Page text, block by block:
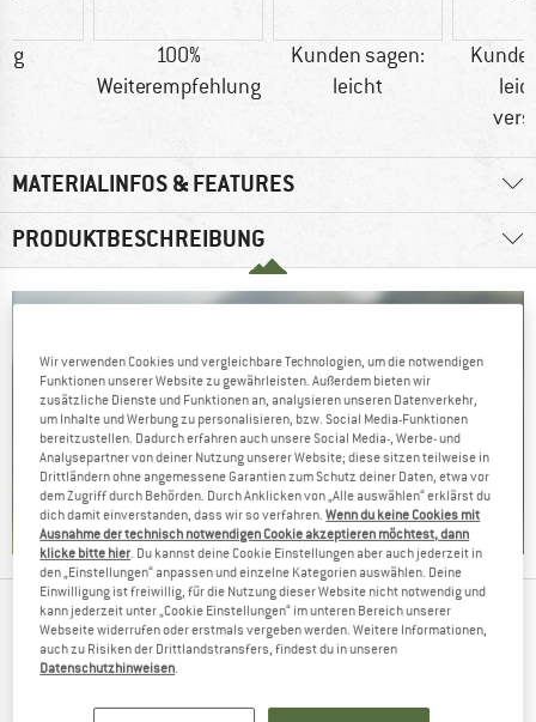
g
100%
Weiterempfehlung
Kunden sagen:
leicht
MATERIALINFOS & FEATURES
PRODUKTBESCHREIBUNG
ANDERE BERGFREUNDE SCHAUTEN SICH AUCH
AN
Wir verwenden Cookies und vergleichbare Technologien, um die notwendigen
Funktionen unserer Website zu gewährleisten. Außerdem bieten wir
zusätzliche Dienste und Funktionen an, analysieren unseren Datenverkehr,
um Inhalte und Werbung zu personalisieren, bzw. Social Media-Funktionen
bereitzustellen. Dadurch erfahren auch unsere Social Media-, Werbe- und
Analysepartner von deiner Nutzung unserer Website; diese sitzen teilweise in
Drittländern ohne angemessene Garantien zum Schutz deiner Daten, etwa vor
dem Zugriff durch Behörden. Durch Anklicken von „Alle auswählen“ erklärst du
dich damit einverstanden, dass wir so verfahren.Wenn du keine Cookies mit
Ausnahme der technisch notwendigen Cookie akzeptieren möchtest, dann
klicke bitte hier. Du kannst deine Cookie Einstellungen aber auch jederzeit in
den „Einstellungen“ anpassen und einzelne Kategorien auswählen. Deine
Einwilligung ist freiwillig, für die Nutzung dieser Website nicht notwendig und
kann jederzeit unter „Cookie Einstellungen“ im unteren Bereich unserer
Webseite widerrufen oder erstmals vergeben werden. Weitere Informationen,
auch zu Risiken der Drittlandstransfers, findest du in unseren
Datenschutzhinweisen.